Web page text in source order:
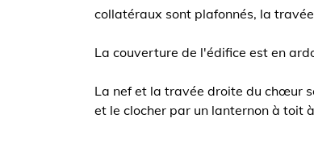
collatéraux sont plafonnés, la
La couverture de l'édifice est en
La nef et la travée droite du chœur
et le clocher par un lanternon à toit